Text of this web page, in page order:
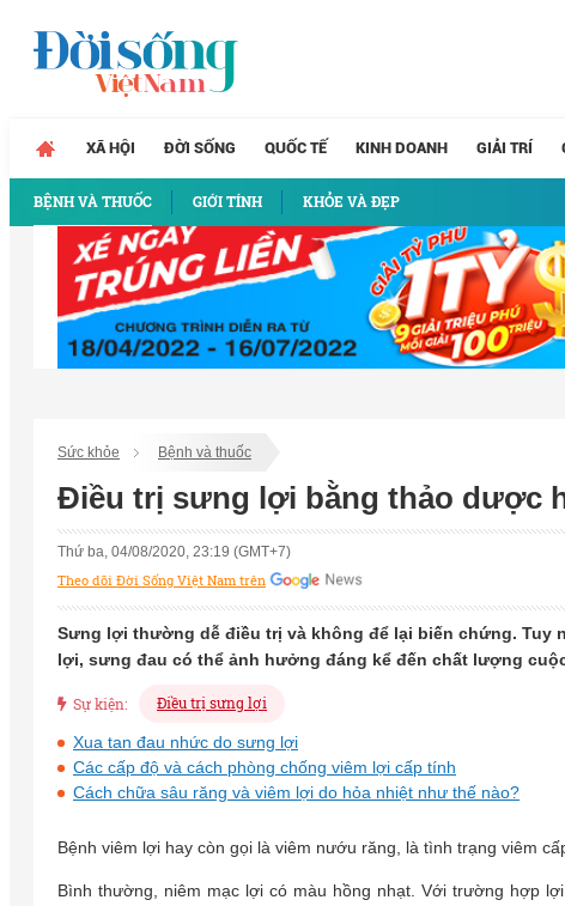
XÃ HỘI ĐỜI SỐNG QUỐC TẾ KINH DOANH GIẢI TRÍ
BỆNH VÀ THUỐC GIỚI TÍNH KHỎE VÀ ĐẸP
Sức khỏe Bệnh và thuốc
Điều trị sưng lợi bằng thảo dược
Thứ ba, 04/08/2020, 23:19 (GMT+7)
Theo dõi Đời Sống Việt Nam trên
Sưng lợi thường dễ điều trị và không để lại biến chứng.
lợi, sưng đau có thể ảnh hưởng đáng kể đến chất lượng
Sự kiện: Điều trị sưng lợi
Xua tan đau nhức do sưng lợi
Các cấp độ và cách phòng chống viêm lợi cấp tính
Cách chữa sâu răng và viêm lợi do hỏa nhiệt như thế nào?
Bệnh viêm lợi hay còn gọi là viêm nướu răng, là tình trạng viêm
Bình thường, niêm mạc lợi có màu hồng nhạt. Với trường hợp